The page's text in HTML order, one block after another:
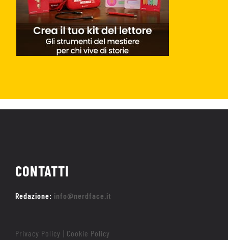
CONTATTI
Redazione: info@nerdface.it
Privacy Policy | Cookie Policy